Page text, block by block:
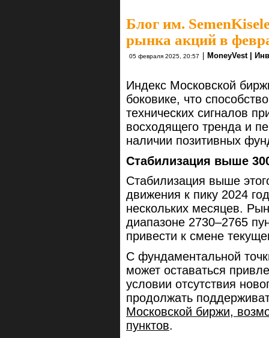
Блог им.
рынка акций в
05 февраля 2025, 20:57 | MoneyVest |
Индекс Московской
боковике, что
технических сигналов
восходящего тренда и
наличии позитивных
Стабилизация выше
Стабилизация выше
движения к пику 2024
нескольких месяцев.
диапазоне 2730–2765
привести к смене
С фундаментальной
может оставаться
условии отсутствия
продолжать
Московской биржи,
пунктов.